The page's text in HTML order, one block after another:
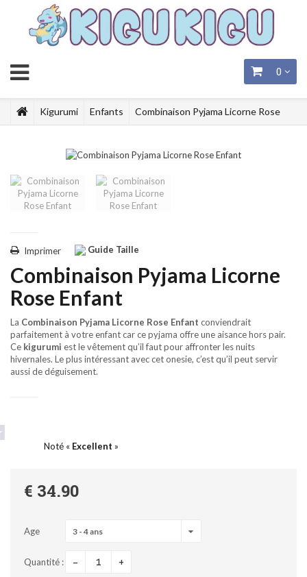
0
Kigurumi Enfants Combinaison Pyjama Licorne Rose
Guide Taille
Imprimer
Combinaison Pyjama Licorne
Rose Enfant
La Combinaison Pyjama Licorne Rose Enfant conviendrait
parfaitement à votre enfant car ce pyjama offre une aisance hors pair.
Ce kigurumi est le vêtement qu’il faut pour affronter les nuits
hivernales. Le plus intéressant avec cet onesie, c’est qu’il peut servir
aussi de déguisement.
Noté « Excellent »
€ 34.90
Age 3 - 4 ans
Quantité : - +